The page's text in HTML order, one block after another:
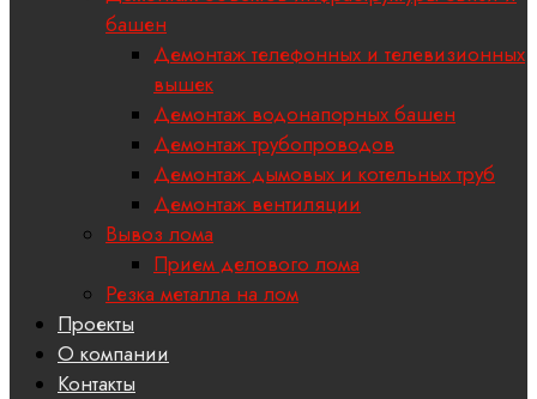
башен
Демонтаж телефонных и телевизионных
вышек
Демонтаж водонапорных башен
Демонтаж трубопроводов
Демонтаж дымовых и котельных труб
Демонтаж вентиляции
Вывоз лома
Прием делового лома
Резка металла на лом
Проекты
О компании
Контакты